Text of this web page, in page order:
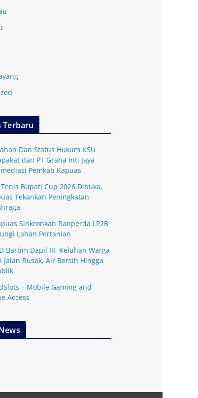
Terbaru
Dan Status Hukum KSU
dan PT Graha Inti Jaya
Pemkab Kapuas
Bupati Cup 2026 Dibuka,
Tekankan Peningkatan
Sinkronkan Ranperda LP2B
Lahan Pertanian
Bartim Dapil III, Keluhan Warga
Jalan Rusak, Air Bersih Hingga
– Mobile Gaming and
Access